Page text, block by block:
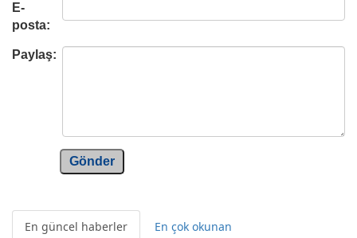
E-
posta:
Paylaş:
Gönder
En güncel haberler En çok okunan